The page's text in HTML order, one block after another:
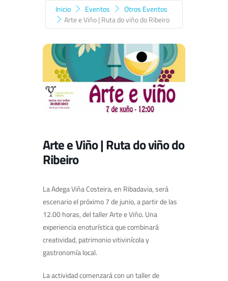
Inicio Eventos
Otros Eventos
Arte e Viño | Ruta do viño do Ribeiro
Arte e Viño | Ruta do viño do
Ribeiro
La Adega Viña Costeira, en Ribadavia, será
escenario el próximo 7 de junio, a partir de las
12.00 horas, del taller Arte e Viño. Una
experiencia enoturística que combinará
creatividad, patrimonio vitivinícola y
gastronomía local.
La actividad comenzará con un taller de